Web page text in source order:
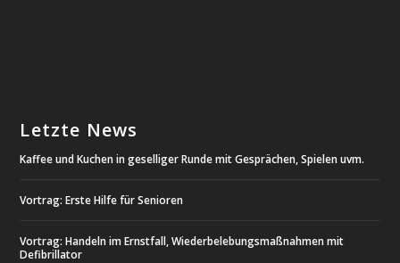
Letzte News
Kaffee und Kuchen in geselliger Runde mit Gesprächen, Spielen uvm.
Vortrag: Erste Hilfe für Senioren
Vortrag: Handeln im Ernstfall, Wiederbelebungsmaßnahmen mit
Defibrillator